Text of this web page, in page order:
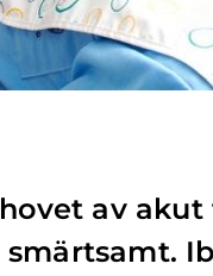
av akut
smärtsamt.